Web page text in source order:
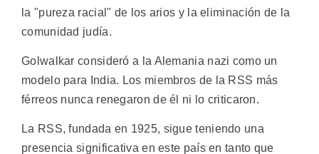
la "pureza racial" de los arios y la eliminación de la
comunidad judía.
Golwalkar consideró a la Alemania nazi como un
modelo para India. Los miembros de la RSS más
férreos nunca renegaron de él ni lo criticaron.
La RSS, fundada en 1925, sigue teniendo una
presencia significativa en este país en tanto que